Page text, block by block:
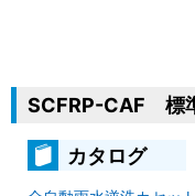
SCFRP-CAF 標
カタログ